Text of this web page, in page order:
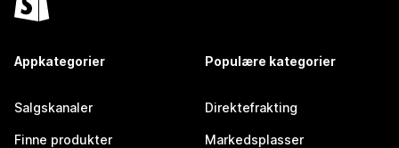
Appkategorier
Salgskanaler
Finne produkter
Populære kategorier
Direktefrakting
Markedsplasser